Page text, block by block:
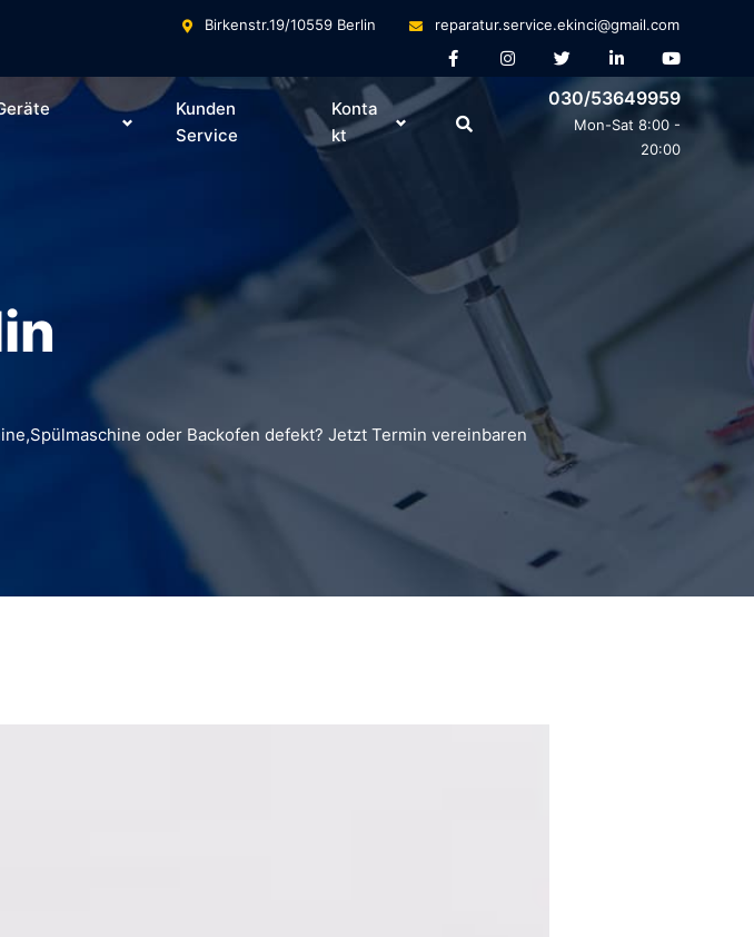
Birkenstr.19/10559 Berlin reparatur.service.ekinci@gmail.com
Kunden
Service
Konta
kt
030/53649959
Mon-Sat 8:00 -
20:00
oder Backofen defekt? Jetzt Termin vereinbaren